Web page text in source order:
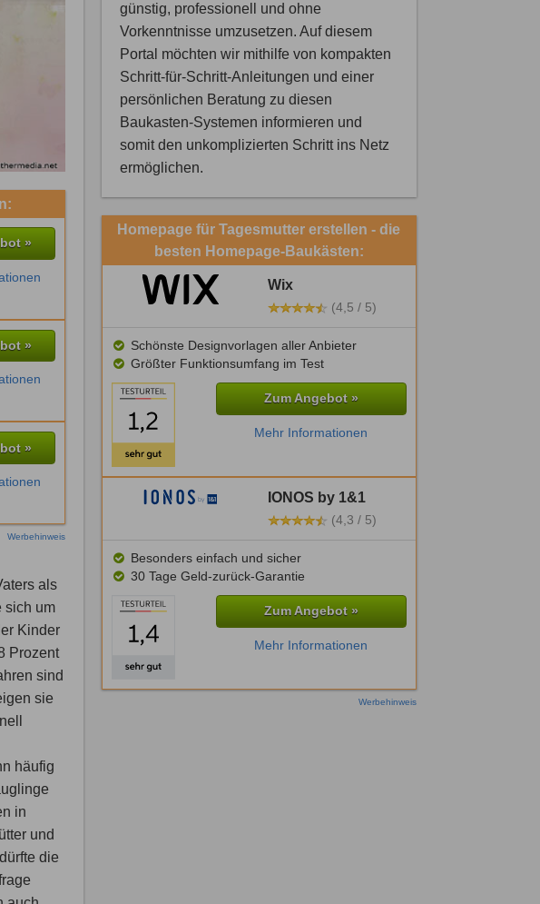
»
»
»
Werbehinweis
als
sich um
Kinder
Prozent
sind
sie
häufig
in
und
die
günstig, professionell und ohne
Vorkenntnisse umzusetzen. Auf diesem
Portal möchten wir mithilfe von kompakten
Schritt-für-Schritt-Anleitungen und einer
persönlichen Beratung zu diesen
Baukasten-Systemen informieren und
somit den unkomplizierten Schritt ins Netz
ermöglichen.
Homepage für Tagesmutter erstellen - die
besten Homepage-Baukästen:
Wix
(4,5 / 5)
Schönste Designvorlagen aller Anbieter
Größter Funktionsumfang im Test
Zum Angebot »
Mehr Informationen
IONOS by 1&1
(4,3 / 5)
Besonders einfach und sicher
30 Tage Geld-zurück-Garantie
Zum Angebot »
Mehr Informationen
Werbehinweis